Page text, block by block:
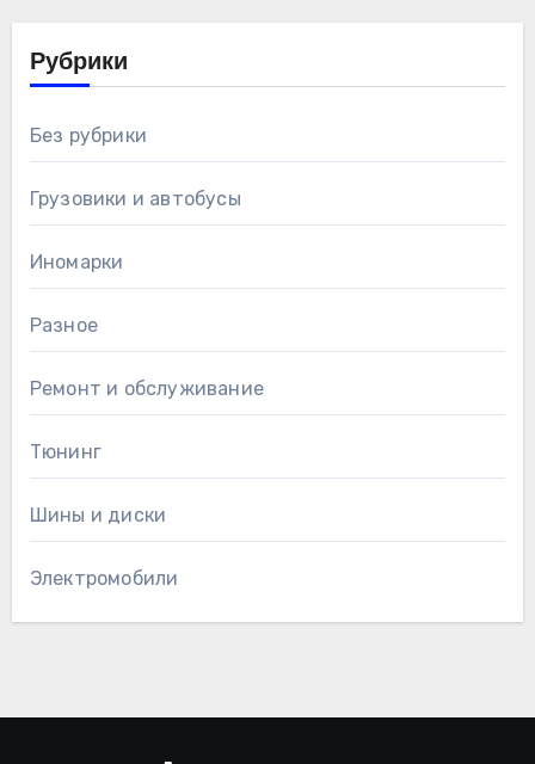
Рубрики
Без рубрики
Грузовики и автобусы
Иномарки
Разное
Ремонт и обслуживание
Тюнинг
Шины и диски
Электромобили